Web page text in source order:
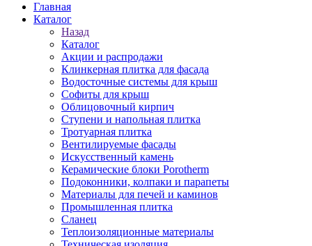
Главная
Каталог
Назад
Каталог
Акции и распродажи
Клинкерная плитка для фасада
Водосточные системы для крыш
Софиты для крыш
Облицовочный кирпич
Ступени и напольная плитка
Тротуарная плитка
Вентилируемые фасады
Искусственный камень
Керамические блоки Porotherm
Подоконники, колпаки и парапеты
Материалы для печей и каминов
Промышленная плитка
Сланец
Теплоизоляционные материалы